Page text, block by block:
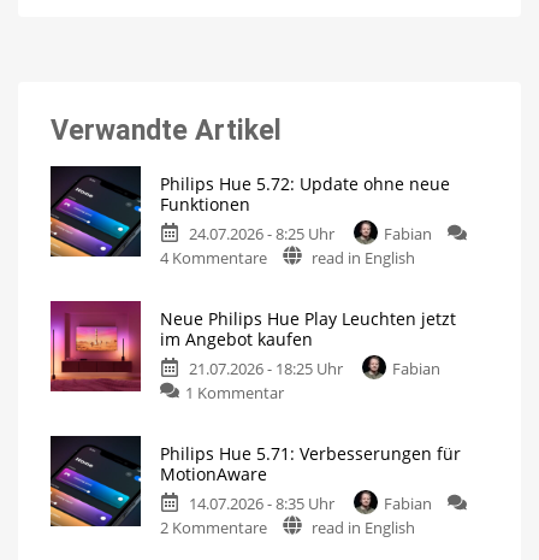
Verwandte Artikel
Philips Hue 5.72: Update ohne neue
Funktionen
24.07.2026 - 8:25 Uhr
Fabian
4 Kommentarezu
5.72:
Update
ohne
neue
rund
Energieverbrauch
read in English
Neue Philips Hue Play Leuchten jetzt
im Angebot kaufen
21.07.2026 - 18:25 Uhr
Fabian
1 Kommentarzu
Hue
Leuchten
jetzt
Philips Hue 5.71: Verbesserungen für
MotionAware
14.07.2026 - 8:35 Uhr
Fabian
2 Kommentarezu
read in English